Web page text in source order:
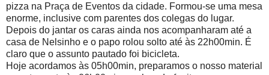
pizza na Praça de Eventos da cidade. Formou-se uma mesa
enorme, inclusive com parentes dos colegas do lugar.
Depois do jantar os caras ainda nos acompanharam até a
casa de Nelsinho e o papo rolou solto até às 22h00min. É
claro que o assunto pautado foi bicicleta.
Hoje acordamos às 05h00min, preparamos o nosso material